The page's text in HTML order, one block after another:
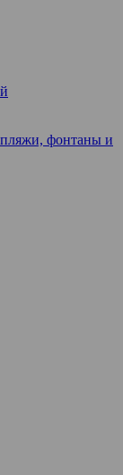
фонтаны и